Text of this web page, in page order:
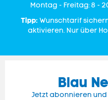
Mon­tag - Freitag: 8 -
Tipp: Wunschtarif
aktivieren. Nur über
Blau
Jetzt abonnieren